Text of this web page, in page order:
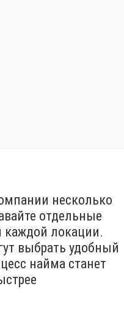
несколько
отдельные
каждой локации.
выбрать удобный
найма станет